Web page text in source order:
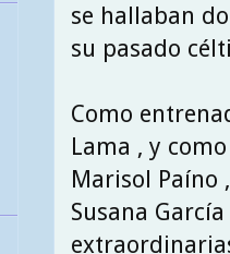
se hallaban
su pasado
Como
Lama , y
Marisol Paíno
Susana